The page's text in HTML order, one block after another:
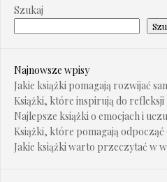
Szukaj
Najnowsze wpisy
Jakie książki pomagają rozwijać
Książki, które inspirują do refleksji
Najlepsze książki o emocjach i
Książki, które pomagają
Jakie książki warto przeczytać w